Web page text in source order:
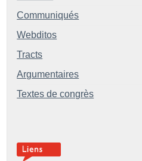
Communiqués
Webditos
Tracts
Argumentaires
Textes de congrès